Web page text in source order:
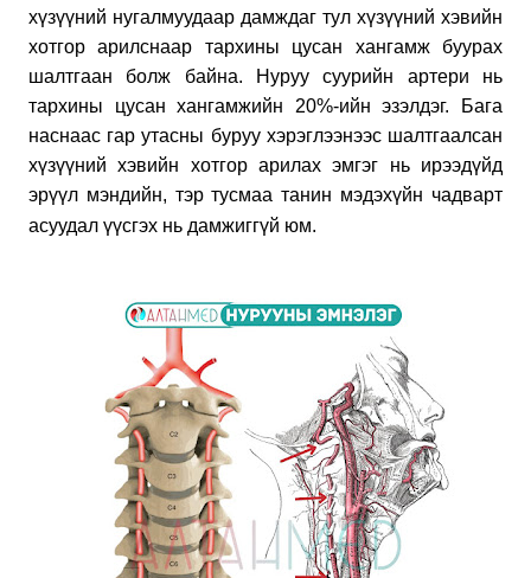
хүзүүний нугалмуудаар дамждаг тул хүзүүний хэвийн
хотгор арилснаар тархины цусан хангамж буурах
шалтгаан болж байна. Нуруу суурийн артери нь
тархины цусан хангамжийн 20%-ийн эзэлдэг. Бага
наснаас гар утасны буруу хэрэглээнээс шалтгаалсан
хүзүүний хэвийн хотгор арилах эмгэг нь ирээдүйд
эрүүл мэндийн, тэр тусмаа танин мэдэхүйн чадварт
асуудал үүсгэх нь дамжиггүй юм.